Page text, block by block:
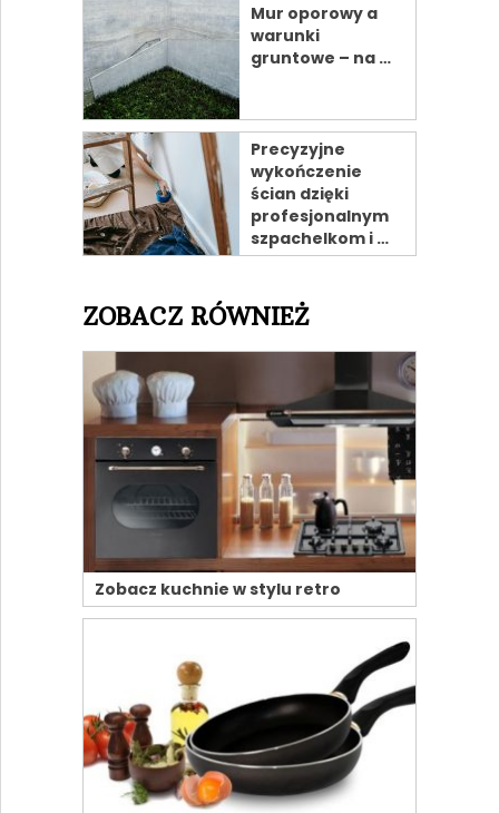
Mur oporowy a
warunki
gruntowe – na …
Precyzyjne
wykończenie
ścian dzięki
profesjonalnym
szpachelkom i …
ZOBACZ RÓWNIEŻ
Zobacz kuchnie w stylu retro